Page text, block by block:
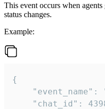
This event occurs when
status changes.
Example:
{
"event_name":
"chat_id":